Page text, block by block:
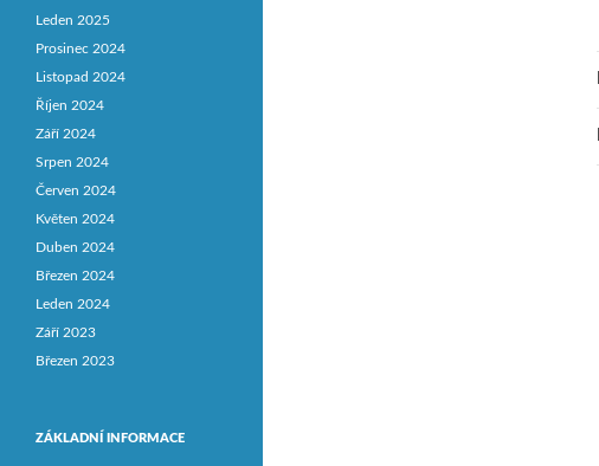
Leden 2025
Prosinec 2024
Listopad 2024
Říjen 2024
Září 2024
Srpen 2024
Červen 2024
Květen 2024
Duben 2024
Březen 2024
Leden 2024
Září 2023
Březen 2023
ZÁKLADNÍ INFORMACE